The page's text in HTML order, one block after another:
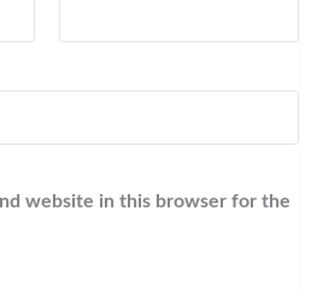
website in this browser for the